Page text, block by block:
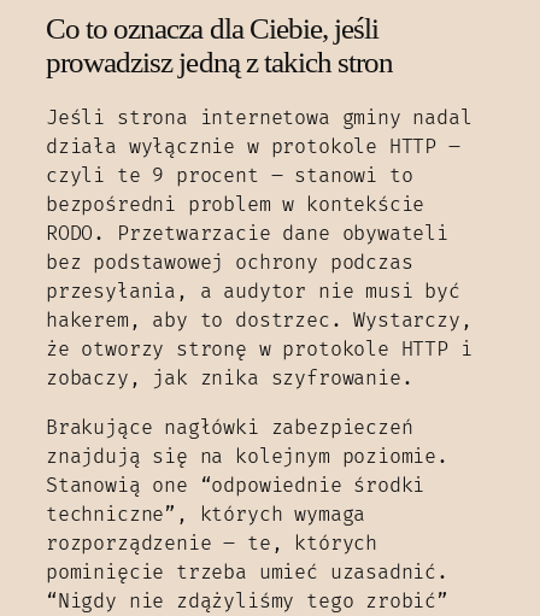
Co to oznacza dla Ciebie, jeśli
prowadzisz jedną z takich stron
Jeśli strona internetowa gminy nadal
działa wyłącznie w protokole HTTP –
czyli te 9 procent – stanowi to
bezpośredni problem w kontekście
RODO. Przetwarzacie dane obywateli
bez podstawowej ochrony podczas
przesyłania, a audytor nie musi być
hakerem, aby to dostrzec. Wystarczy,
że otworzy stronę w protokole HTTP i
zobaczy, jak znika szyfrowanie.
Brakujące nagłówki zabezpieczeń
znajdują się na kolejnym poziomie.
Stanowią one “odpowiednie środki
techniczne”, których wymaga
rozporządzenie – te, których
pominięcie trzeba umieć uzasadnić.
“Nigdy nie zdążyliśmy tego zrobić”